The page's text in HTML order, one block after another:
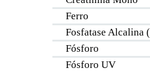
Ferro
Fosfatase Alcalina
Fósforo
Fósforo UV